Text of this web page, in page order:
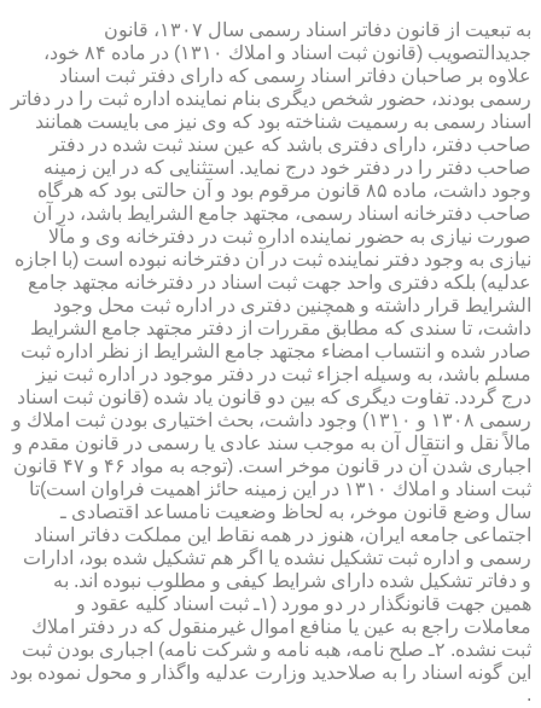
به تبعیت از قانون دفاتر اسناد رسمی سال ۱۳۰۷، قانون
جدیدالتصویب (قانون ثبت اسناد و املاك ۱۳۱۰) در ماده ۸۴ خود،
علاوه بر صاحبان دفاتر اسناد رسمی كه دارای دفتر ثبت اسناد
رسمی بودند، حضور شخص دیگری بنام نماینده اداره ثبت را در دفاتر
اسناد رسمی به رسمیت شناخته بود كه وی نیز می بایست همانند
صاحب دفتر، دارای دفتری باشد كه عین سند ثبت شده در دفتر
صاحب دفتر را در دفتر خود درج نماید. استثنایی كه در این زمینه
وجود داشت، ماده ۸۵ قانون مرقوم بود و آن حالتی بود كه هرگاه
صاحب دفترخانه اسناد رسمی، مجتهد جامع الشرایط باشد، در آن
صورت نیازی به حضور نماینده اداره ثبت در دفترخانه وی و مآلا
نیازی به وجود دفتر نماینده ثبت در آن دفترخانه نبوده است (با اجازه
عدلیه) بلكه دفتری واحد جهت ثبت اسناد در دفترخانه مجتهد جامع
الشرایط قرار داشته و همچنین دفتری در اداره ثبت محل وجود
داشت، تا سندی كه مطابق مقررات از دفتر مجتهد جامع الشرایط
صادر شده و انتساب امضاء مجتهد جامع الشرایط از نظر اداره ثبت
مسلم باشد، به وسیله اجزاء ثبت در دفتر موجود در اداره ثبت نیز
درج گردد. تفاوت دیگری كه بین دو قانون یاد شده (قانون ثبت اسناد
رسمی ۱۳۰۸ و ۱۳۱۰) وجود داشت، بحث اختیاری بودن ثبت املاك و
مالاً نقل و انتقال آن به موجب سند عادی یا رسمی در قانون مقدم و
اجباری شدن آن در قانون موخر است. (توجه به مواد ۴۶ و ۴۷ قانون
ثبت اسناد و املاك ۱۳۱۰ در این زمینه حائز اهمیت فراوان است)تا
سال وضع قانون موخر، به لحاظ وضعیت نامساعد اقتصادی ـ
اجتماعی جامعه ایران، هنوز در همه نقاط این مملكت دفاتر اسناد
رسمی و اداره ثبت تشكیل نشده یا اگر هم تشكیل شده بود، ادارات
و دفاتر تشكیل شده دارای شرایط كیفی و مطلوب نبوده اند. به
همین جهت قانونگذار در دو مورد (۱ـ ثبت اسناد كلیه عقود و
معاملات راجع به عین یا منافع اموال غیرمنقول كه در دفتر املاك
ثبت نشده. ۲ـ صلح نامه، هبه نامه و شركت نامه) اجباری بودن ثبت
این گونه اسناد را به صلاحدید وزارت عدلیه واگذار و محول نموده بود
.